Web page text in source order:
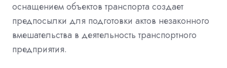
оснащением объектов транспорта создает
предпосылки для подготовки актов незаконного
вмешательства в деятельность транспортного
предприятия.